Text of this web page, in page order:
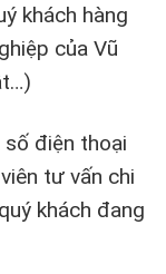
khách hàng
của Vũ
số điện thoại
tư vấn chi
khách đang